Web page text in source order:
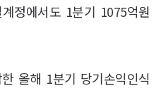
정에서도 1분기 1075억원
올해 1분기 당기손익인식